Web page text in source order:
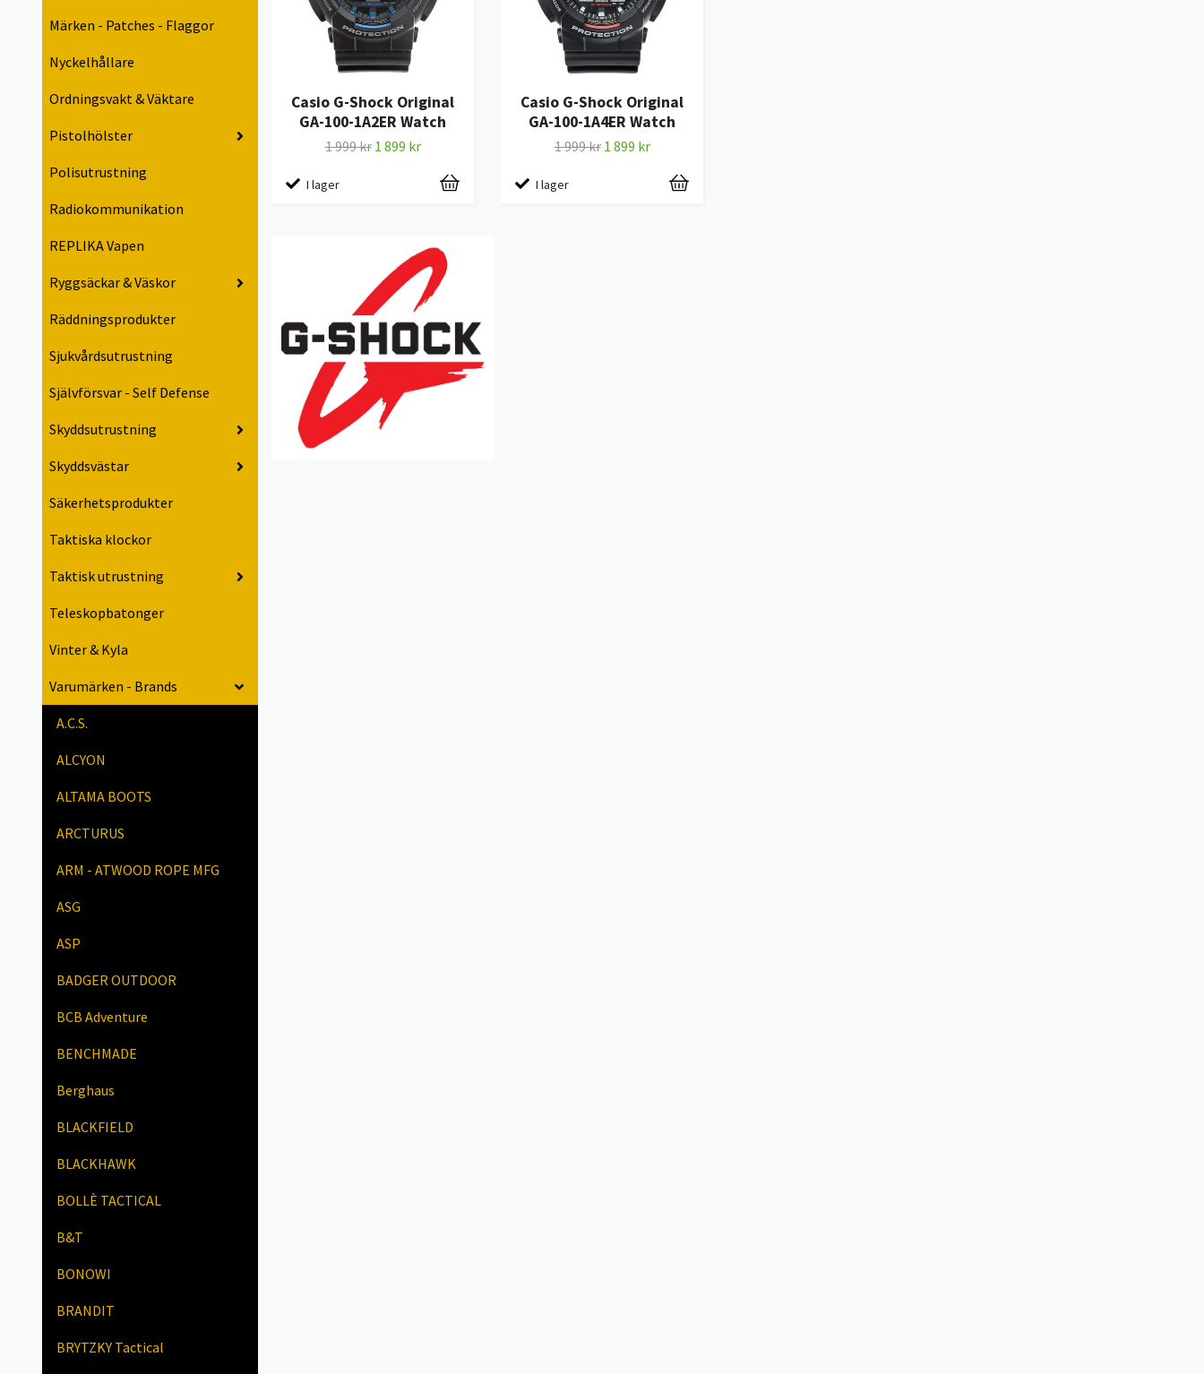
Märken - Patches - Flaggor
Nyckelhållare
Ordningsvakt & Väktare
Pistolhölster
Polisutrustning
Radiokommunikation
REPLIKA Vapen
Ryggsäckar & Väskor
Räddningsprodukter
Sjukvårdsutrustning
Självförsvar - Self Defense
Skyddsutrustning
Skyddsvästar
Säkerhetsprodukter
Taktiska klockor
Taktisk utrustning
Teleskopbatonger
Vinter & Kyla
Varumärken - Brands
A.C.S.
ALCYON
ALTAMA BOOTS
ARCTURUS
ARM - ATWOOD ROPE MFG
ASG
ASP
BADGER OUTDOOR
BCB Adventure
BENCHMADE
Berghaus
BLACKFIELD
BLACKHAWK
BOLLÈ TACTICAL
B&T
BONOWI
BRANDIT
BRYTZKY Tactical
Casio G-Shock Original
GA-100-1A2ER Watch
1 999 kr 1 899 kr
I lager
Casio G-Shock Original
GA-100-1A4ER Watch
1 999 kr 1 899 kr
I lager